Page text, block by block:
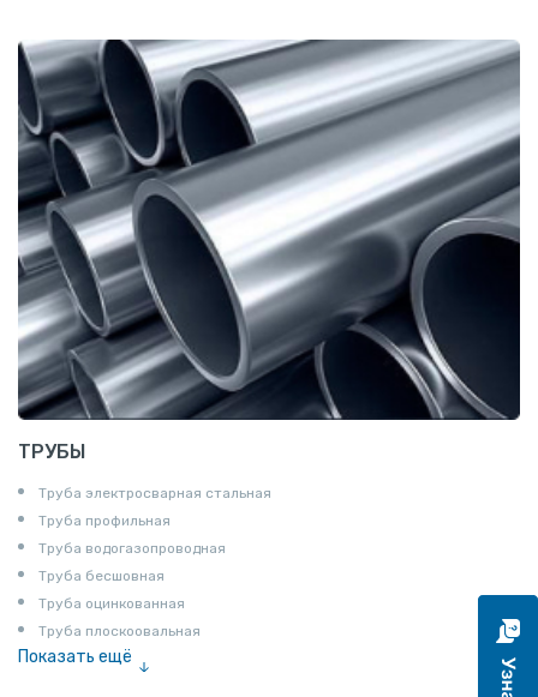
Катанка
Шестигранник
Полособульб
Полукруг
Шпунт Ларсена
ТРУБЫ
Труба электросварная стальная
Труба профильная
Труба водогазопроводная
Труба бесшовная
Труба оцинкованная
Труба плоскоовальная
Показать ещё